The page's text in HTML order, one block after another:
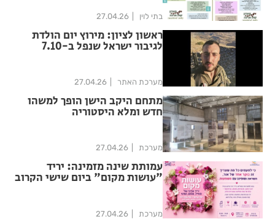
בתי לוין 27.04.26
ראשון לציון: מירוץ יום הולדת
לגיבור ישראל שנפל ב-7.10
מערכת האתר 27.04.26
מתחם היקב הישן הופך למשהו
חדש ומלא היסטוריה
מערכת 27.04.26
עמותת שינה מזמינה: יריד
"עושות מקום" ביום שישי הקרוב
מערכת 27.04.26